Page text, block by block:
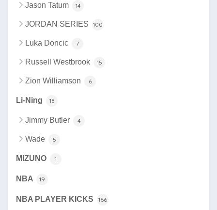
Jason Tatum 14
JORDAN SERIES 100
Luka Doncic 7
Russell Westbrook 15
Zion Williamson 6
Li-Ning 18
Jimmy Butler 4
Wade 5
MIZUNO 1
NBA 19
NBA PLAYER KICKS 166